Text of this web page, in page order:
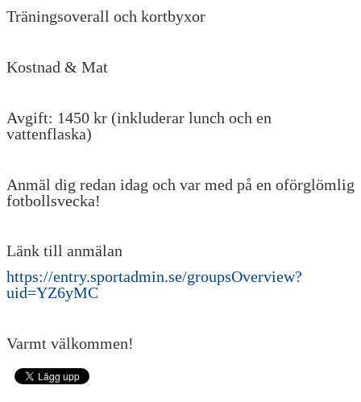
Träningsoverall och kortbyxor
Kostnad & Mat
Avgift: 1450 kr (inkluderar lunch och en
vattenflaska)
Anmäl dig redan idag och var med på en oförglömlig
fotbollsvecka!
Länk till anmälan
https://entry.sportadmin.se/groupsOverview?
uid=YZ6yMC
Varmt välkommen!